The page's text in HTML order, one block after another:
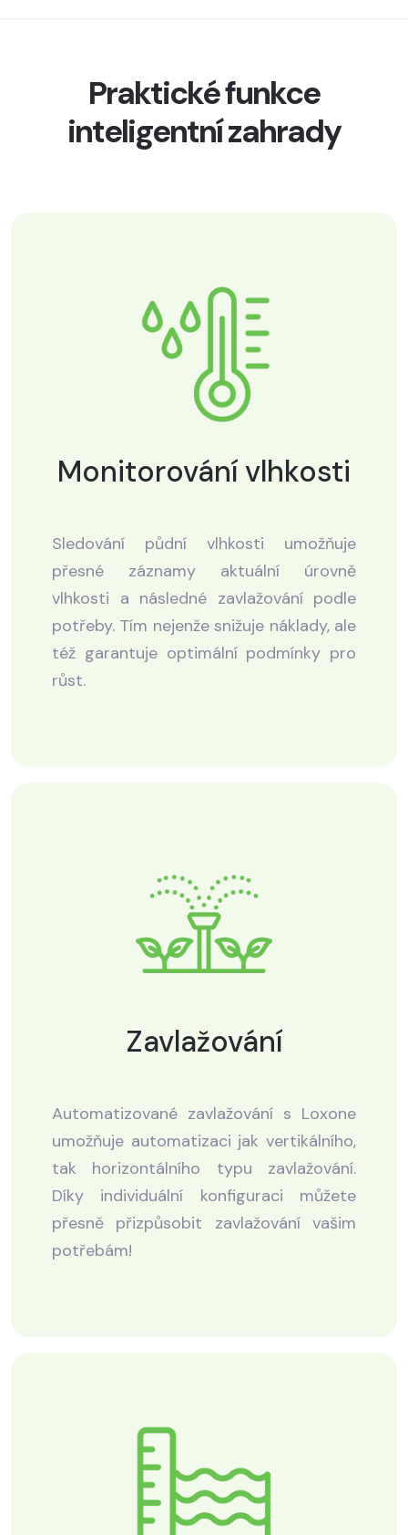
Praktické funkce
inteligentní zahrady
Monitorování vlhkosti
Sledování půdní vlhkosti umožňuje
přesné záznamy aktuální úrovně
vlhkosti a následné zavlažování podle
potřeby. Tím nejenže snižuje náklady, ale
též garantuje optimální podmínky pro
růst.
Zavlažování
Automatizované zavlažování s Loxone
umožňuje automatizaci jak vertikálního,
tak horizontálního typu zavlažování.
Díky individuální konfiguraci můžete
přesně přizpůsobit zavlažování vašim
potřebám!